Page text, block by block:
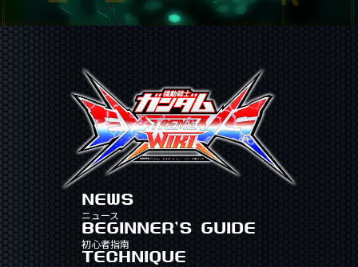
NEWS
ニュース
BEGINNER'S GUIDE
初心者指南
TECHNIQUE